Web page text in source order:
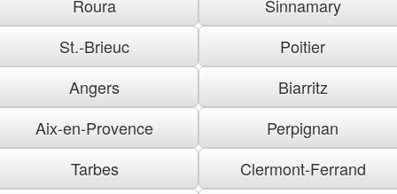
Roura
Sinnamary
St.-Brieuc
Poitier
Angers
Biarritz
Aix-en-Provence
Perpignan
Tarbes
Clermont-Ferrand